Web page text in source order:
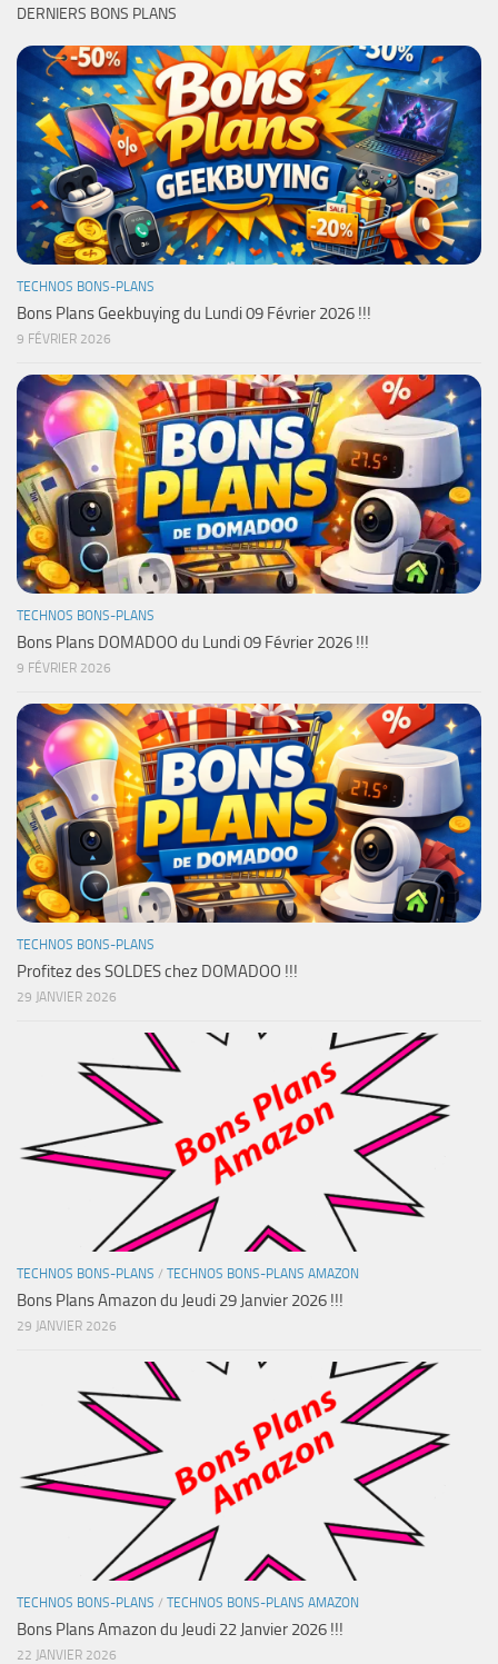
DERNIERS BONS PLANS
TECHNOS BONS-PLANS
Bons Plans Geekbuying du Lundi 09 Février 2026 !!!
9 FÉVRIER 2026
TECHNOS BONS-PLANS
Bons Plans DOMADOO du Lundi 09 Février 2026 !!!
9 FÉVRIER 2026
TECHNOS BONS-PLANS
Profitez des SOLDES chez DOMADOO !!!
29 JANVIER 2026
TECHNOS BONS-PLANS / TECHNOS BONS-PLANS AMAZON
Bons Plans Amazon du Jeudi 29 Janvier 2026 !!!
29 JANVIER 2026
TECHNOS BONS-PLANS / TECHNOS BONS-PLANS AMAZON
Bons Plans Amazon du Jeudi 22 Janvier 2026 !!!
22 JANVIER 2026